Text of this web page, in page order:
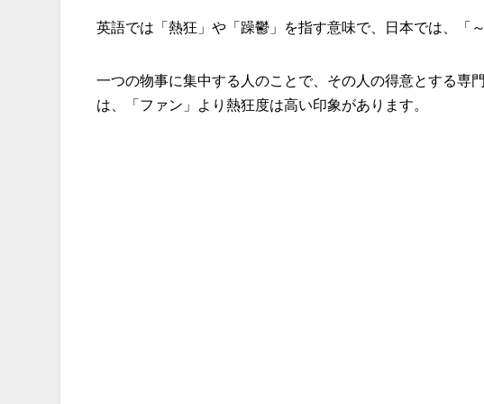
英語では「熱狂」や「躁鬱」を指す意味で、日本では、「
一つの物事に集中する人のことで、その人の得意とする専
は、「ファン」より熱狂度は高い印象があります。